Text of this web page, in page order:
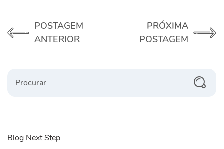
POSTAGEM
ANTERIOR
PRÓXIMA
POSTAGEM
Blog Next Step